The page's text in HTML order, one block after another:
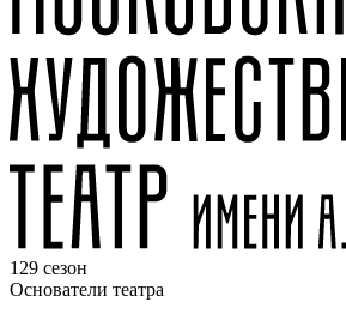
129 сезон
Основатели театра